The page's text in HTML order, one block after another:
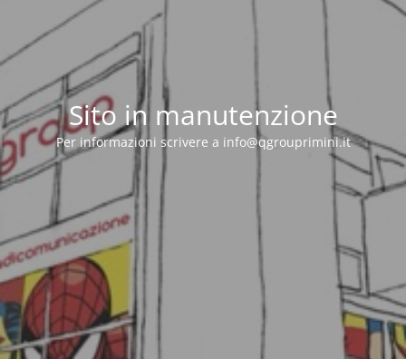
Sito in manutenzione
Per informazioni scrivere a info@qgrouprimini.it